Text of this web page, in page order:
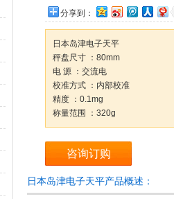
分享到：
日本岛津电子天平
秤盘尺寸 ：80mm
电 源 ：交流电
校准方式 ：内部校准
精度 ：0.1mg
称量范围 ：320g
咨询订购
日本岛津电子天平产品概述：